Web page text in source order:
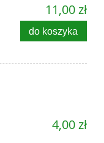
11,00 zł
do koszyka
4,00 zł